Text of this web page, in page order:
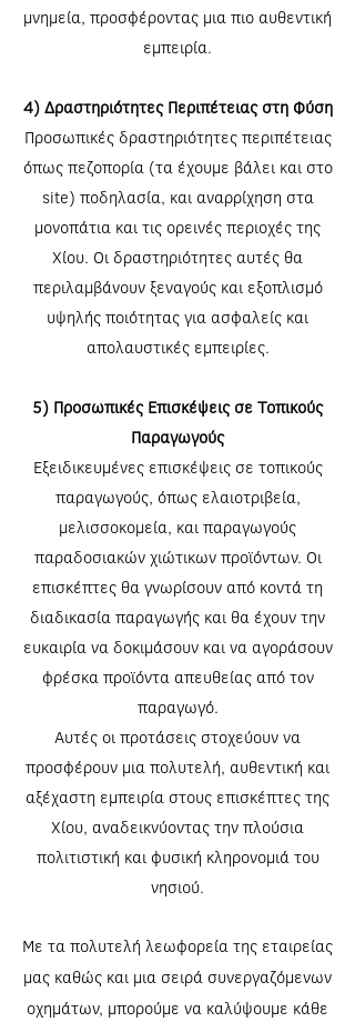
μνημεία, προσφέροντας μια πιο αυθεντική
εμπειρία.
4) Δραστηριότητες Περιπέτειας στη Φύση
Προσωπικές δραστηριότητες περιπέτειας
όπως πεζοπορία (τα έχουμε βάλει και στο
site) ποδηλασία, και αναρρίχηση στα
μονοπάτια και τις ορεινές περιοχές της
Χίου. Οι δραστηριότητες αυτές θα
περιλαμβάνουν ξεναγούς και εξοπλισμό
υψηλής ποιότητας για ασφαλείς και
απολαυστικές εμπειρίες.
5) Προσωπικές Επισκέψεις σε Τοπικούς
Παραγωγούς
Εξειδικευμένες επισκέψεις σε τοπικούς
παραγωγούς, όπως ελαιοτριβεία,
μελισσοκομεία, και παραγωγούς
παραδοσιακών χιώτικων προϊόντων. Οι
επισκέπτες θα γνωρίσουν από κοντά τη
διαδικασία παραγωγής και θα έχουν την
ευκαιρία να δοκιμάσουν και να αγοράσουν
φρέσκα προϊόντα απευθείας από τον
παραγωγό.
Αυτές οι προτάσεις στοχεύουν να
προσφέρουν μια πολυτελή, αυθεντική και
αξέχαστη εμπειρία στους επισκέπτες της
Χίου, αναδεικνύοντας την πλούσια
πολιτιστική και φυσική κληρονομιά του
νησιού.
Με τα πολυτελή λεωφορεία της εταιρείας
μας καθώς και μια σειρά συνεργαζόμενων
οχημάτων, μπορούμε να καλύψουμε κάθε